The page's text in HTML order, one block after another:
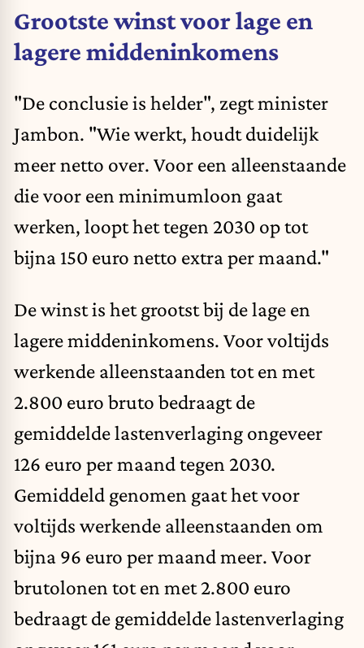
Grootste winst voor lage en
lagere middeninkomens
"De conclusie is helder", zegt minister
Jambon. "Wie werkt, houdt duidelijk
meer netto over. Voor een alleenstaande
die voor een minimumloon gaat
werken, loopt het tegen 2030 op tot
bijna 150 euro netto extra per maand."
De winst is het grootst bij de lage en
lagere middeninkomens. Voor voltijds
werkende alleenstaanden tot en met
2.800 euro bruto bedraagt de
gemiddelde lastenverlaging ongeveer
126 euro per maand tegen 2030.
Gemiddeld genomen gaat het voor
voltijds werkende alleenstaanden om
bijna 96 euro per maand meer. Voor
brutolonen tot en met 2.800 euro
bedraagt de gemiddelde lastenverlaging